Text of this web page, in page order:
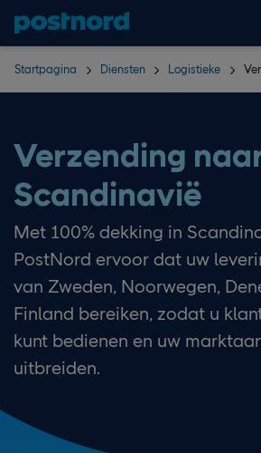
Hoppa över navigering och sök
Startpagina Diensten Logistieke
Verzending
Scandinavië
Met 100% dekking in
PostNord ervoor dat uw
van Zweden, Noorwegen,
Finland bereiken, zodat u
kunt bedienen en uw
uitbreiden.